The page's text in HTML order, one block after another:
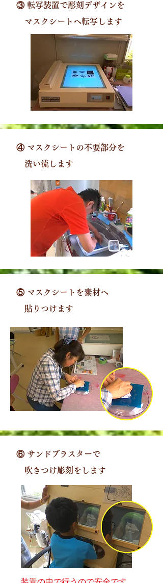
③ 転写装置で彫刻デザインを
​ マスクシートへ転写します
④ マスクシートの不要部分を
​ 洗い流します
⑤ マスクシートを素材へ
​ 貼りつけます
⑥ サンドブラスターで
​ 吹きつけ彫刻をします